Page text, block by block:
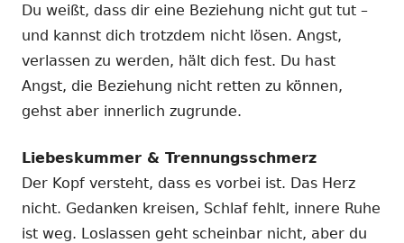
Du weißt, dass dir eine Beziehung nicht gut tut –
und kannst dich trotzdem nicht lösen. Angst,
verlassen zu werden, hält dich fest. Du hast
Angst, die Beziehung nicht retten zu können,
gehst aber innerlich zugrunde.
Liebeskummer & Trennungsschmerz
Der Kopf versteht, dass es vorbei ist. Das Herz
nicht. Gedanken kreisen, Schlaf fehlt, innere Ruhe
ist weg. Loslassen geht scheinbar nicht, aber du